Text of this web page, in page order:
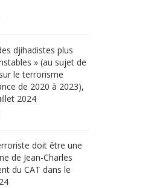
djihadistes plus
» (au sujet de
le terrorisme
de 2020 à 2023),
2024
doit être une
de Jean-Charles
du CAT dans le